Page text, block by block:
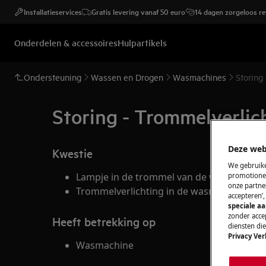
Installatieservices Gratis levering vanaf 50 euro 14 dagen zorgeloos
Onderdelen & accessoiresHulpartikels
Ondersteuning Wassen en Drogen Wasmachines
Storing -
Kwestie
Lampje in de trommel van de
Trommelverlichting in de wasmachine is
Heeft betrekking op
Wasmachine
Deze
We
onze
speciale
zonder
diensten
Privacy